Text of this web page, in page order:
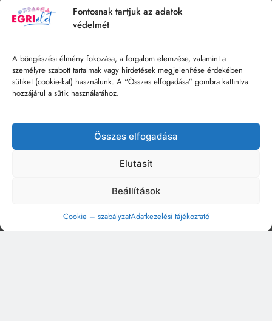
Fontosnak tartjuk az adatok
védelmét
A böngészési élmény fokozása, a forgalom elemzése, valamint a
személyre szabott tartalmak vagy hirdetések megjelenítése érdekében
sütiket (cookie-kat) használunk. A “Összes elfogadása” gombra kattintva
hozzájárul a sütik használatához.
Összes elfogadása
Elutasít
Beállítások
Cookie – szabályzatAdatkezelési tájékoztató